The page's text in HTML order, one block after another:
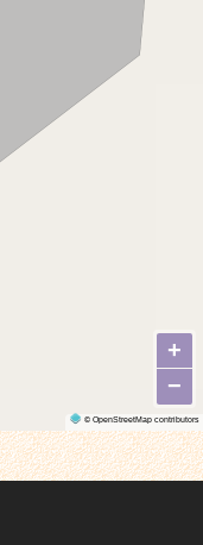
+
−
© OpenStreetMapcontributors